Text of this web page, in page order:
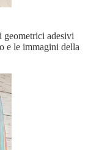
geometrici adesivi
e le immagini della